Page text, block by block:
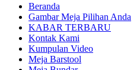
Beranda
Gambar Meja Pilihan Anda
KABAR TERBARU
Kontak Kami
Kumpulan Video
Meja Barstool